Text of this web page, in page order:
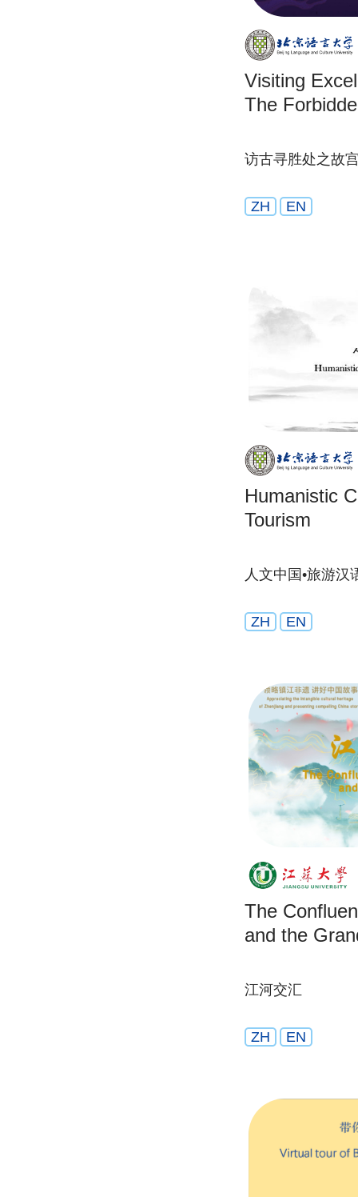
Visiting
The
访古寻胜处之故
ZH EN
Humanistic
Tourism
人文中国•旅游汉
ZH EN
The
and the
江河交汇
ZH EN